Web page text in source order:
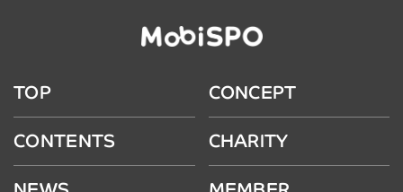
TOP CONCEPT
CONTENTS CHARITY